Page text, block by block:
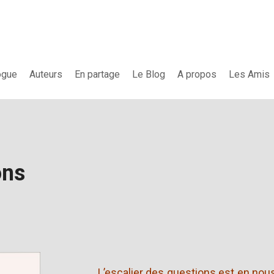
Auteurs En partage Le Blog A propos Les Amis